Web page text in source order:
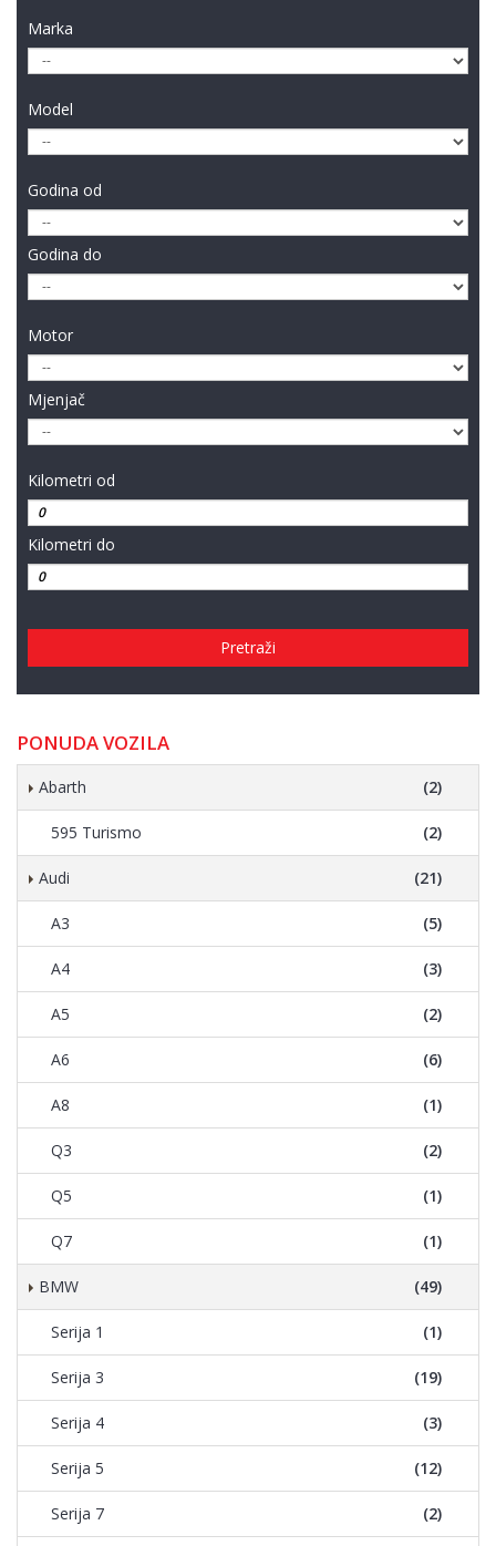
Marka
Model
Godina od
Godina do
Motor
Mjenjač
Kilometri od
Kilometri do
Pretraži
PONUDA VOZILA
Abarth (2)
595 Turismo (2)
Audi (21)
A3 (5)
A4 (3)
A5 (2)
A6 (6)
A8 (1)
Q3 (2)
Q5 (1)
Q7 (1)
BMW (49)
Serija 1 (1)
Serija 3 (19)
Serija 4 (3)
Serija 5 (12)
Serija 7 (2)